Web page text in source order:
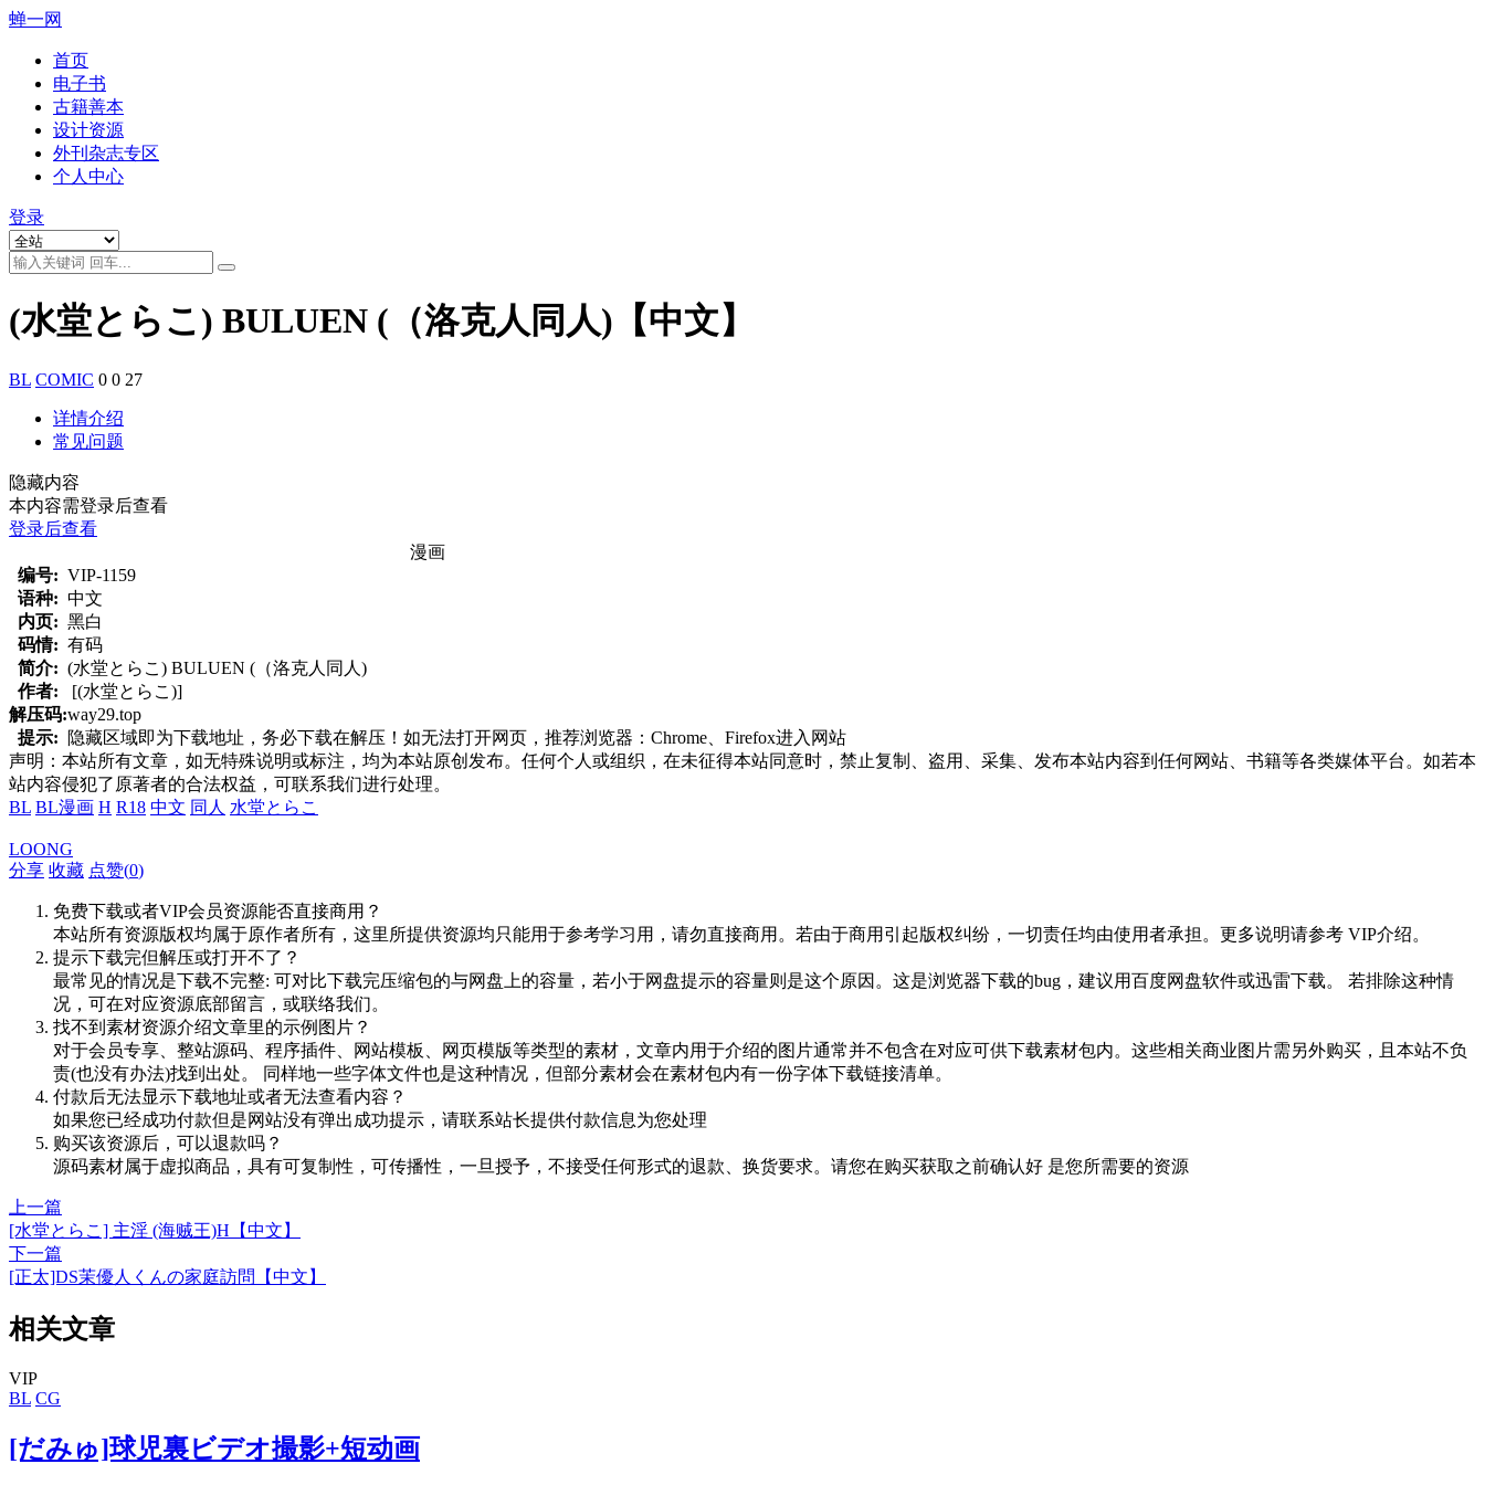
蝉一网
首页
电子书
古籍善本
设计资源
外刊杂志专区
个人中心
登录
(水堂とらこ) BULUEN (（洛克人同人)【中文】
BL COMIC 0 0 27
详情介绍
常见问题
隐藏内容
本内容需登录后查看
登录后查看
漫画
编号: VIP-1159
语种: 中文
内页: 黑白
码情: 有码
简介: (水堂とらこ) BULUEN (（洛克人同人)
作者:
[(水堂とらこ)]
解压码:way29.top
提示:
隐藏区域即为下载地址，务必下载在解压！如无法打开网页，推荐浏览器：Chrome、Firefox进入网站
声明：本站所有文章，如无特殊说明或标注，均为本站原创发布。任何个人或组织，在未征得本站同意时，禁止复制、盗用、采集、发布本站内容到任何网站、书籍等各类媒体平台。如若本
站内容侵犯了原著者的合法权益，可联系我们进行处理。
BL BL漫画 H R18 中文 同人 水堂とらこ
LOONG
分享 收藏 点赞(0)
免费下载或者VIP会员资源能否直接商用？
本站所有资源版权均属于原作者所有，这里所提供资源均只能用于参考学习用，请勿直接商用。若由于商用引起版权纠纷，一切责任均由使用者承担。更多说明请参考 VIP介绍。
提示下载完但解压或打开不了？
最常见的情况是下载不完整: 可对比下载完压缩包的与网盘上的容量，若小于网盘提示的容量则是这个原因。这是浏览器下载的bug，建议用百度网盘软件或迅雷下载。 若排除这种情
况，可在对应资源底部留言，或联络我们。
找不到素材资源介绍文章里的示例图片？
对于会员专享、整站源码、程序插件、网站模板、网页模版等类型的素材，文章内用于介绍的图片通常并不包含在对应可供下载素材包内。这些相关商业图片需另外购买，且本站不负
责(也没有办法)找到出处。 同样地一些字体文件也是这种情况，但部分素材会在素材包内有一份字体下载链接清单。
付款后无法显示下载地址或者无法查看内容？
如果您已经成功付款但是网站没有弹出成功提示，请联系站长提供付款信息为您处理
购买该资源后，可以退款吗？
源码素材属于虚拟商品，具有可复制性，可传播性，一旦授予，不接受任何形式的退款、换货要求。请您在购买获取之前确认好 是您所需要的资源
上一篇
[水堂とらこ] 主淫 (海贼王)H【中文】
下一篇
[正太]DS茉優人くんの家庭訪問【中文】
相关文章
VIP
BL CG
[だみゅ]球児裏ビデオ撮影+短动画